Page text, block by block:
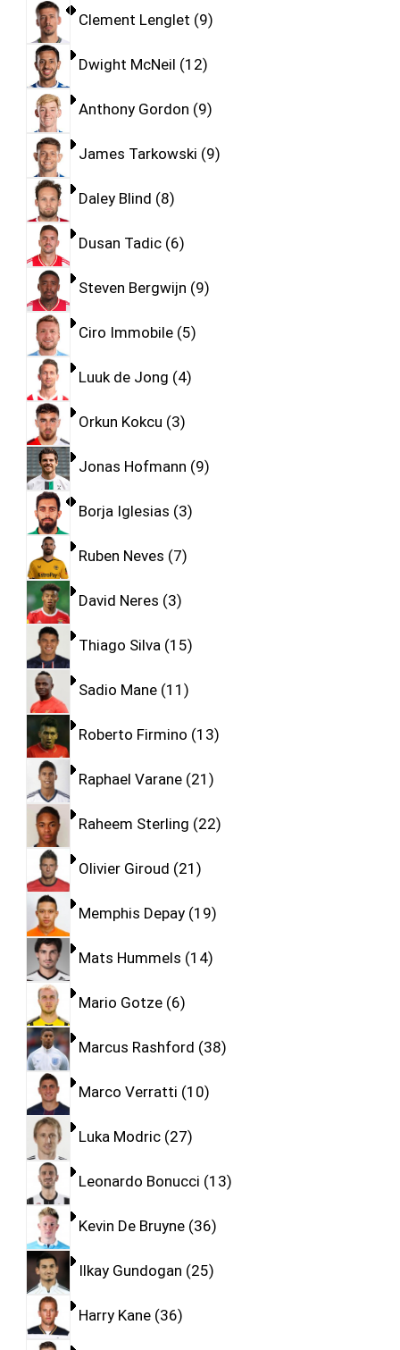
Clement Lenglet 9
Dwight McNeil 12
Anthony Gordon 9
James Tarkowski 9
Daley Blind 8
Dusan Tadic 6
Steven Bergwijn 9
Ciro Immobile 5
Luuk de Jong 4
Orkun Kokcu 3
Jonas Hofmann 9
Borja Iglesias 3
Ruben Neves 7
David Neres 3
Thiago Silva 15
Sadio Mane 11
Roberto Firmino 13
Raphael Varane 21
Raheem Sterling 22
Olivier Giroud 21
Memphis Depay 19
Mats Hummels 14
Mario Gotze 6
Marcus Rashford 38
Marco Verratti 10
Luka Modric 27
Leonardo Bonucci 13
Kevin De Bruyne 36
Ilkay Gundogan 25
Harry Kane 36